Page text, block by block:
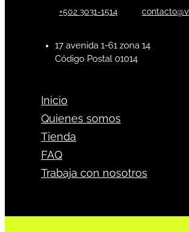
+502 3031-1514
17 avenida 1-61 zona 14
Código Postal 01014
Inicio
Quienes somos
Tienda
FAQ
Trabaja con nosotros